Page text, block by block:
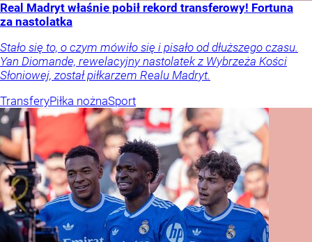
Real Madryt właśnie pobił rekord transferowy! Fortuna
za nastolatka
Stało się to, o czym mówiło się i pisało od dłuższego czasu.
Yan Diomande, rewelacyjny nastolatek z Wybrzeża Kości
Słoniowej, został piłkarzem Realu Madryt.
TransferyPiłka nożnaSport